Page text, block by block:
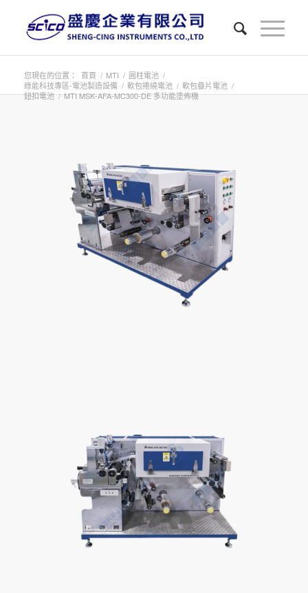
您現在的位置： 首頁 / MTI / 圓柱電池 /
綠能科技專區-電池製造設備 / 軟包捲繞電池 / 軟包疊片電池 /
鈕扣電池 / MTI MSK-AFA-MC300-DE 多功能塗佈機